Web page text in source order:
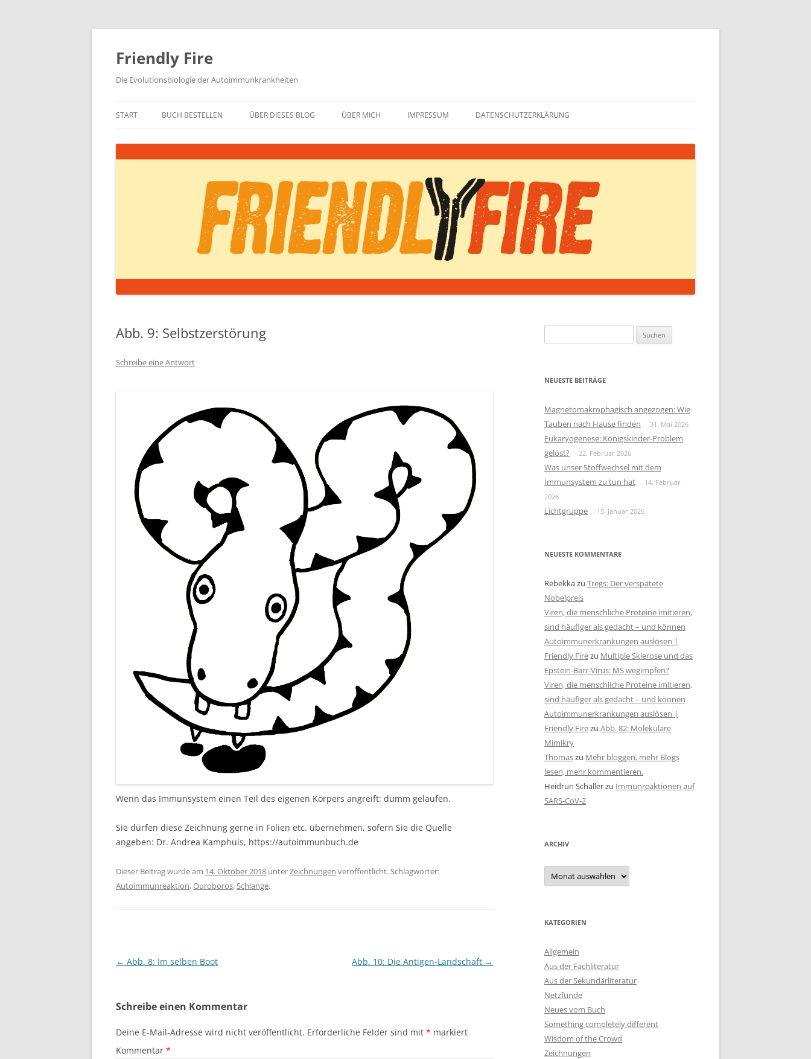
Zum
springen
Friendly Fire
Die Evolutionsbiologie der Autoimmunkrankheiten
START BUCH BESTELLEN ÜBER DIESES BLOG ÜBER MICH IMPRESSUM DATENSCHUTZERKLÄRUNG
Abb. 9: Selbstzerstörung
Schreibe eine Antwort
Wenn das Immunsystem einen Teil des eigenen Körpers angreift: dumm gelaufen.
Sie dürfen diese Zeichnung gerne in Folien etc. übernehmen, sofern Sie die Quelle
angeben: Dr. Andrea Kamphuis, https://autoimmunbuch.de
Dieser Beitrag wurde am 14. Oktober 2018 unterZeichnungen veröffentlicht. Schlagwörter:
Autoimmunreaktion,Ouroboros,Schlange.
Beitragsnavigation
← Abb. 8: Im selben Boot Abb. 10: Die Antigen-Landschaft →
Schreibe einen Kommentar
Deine E-Mail-Adresse wird nicht veröffentlicht. Erforderliche Felder sind mit * markiert
Kommentar *
nach:
NEUESTE BEITRÄGE
Magnetomakrophagisch angezogen: Wie
Tauben nach Hause finden
31. Mai 2026
Eukaryogenese: Königskinder-Problem
gelöst?
22. Februar 2026
Was unser Stoffwechsel mit dem
Immunsystem zu tun hat
14. Februar
2026
Lichtgruppe 15. Januar 2026
NEUESTE KOMMENTARE
Rebekkazu Tregs: Der verspätete
Nobelpreis
Viren, die menschliche Proteine imitieren,
sind häufiger als gedacht – und können
Autoimmunerkrankungen auslösen |
Friendly Firezu Multiple Sklerose und das
Epstein-Barr-Virus: MS wegimpfen?
Viren, die menschliche Proteine imitieren,
sind häufiger als gedacht – und können
Autoimmunerkrankungen auslösen |
Friendly Firezu Abb. 82: Molekulare
Mimikry
Thomaszu Mehr bloggen, mehr Blogs
lesen, mehr kommentieren.
Heidrun Schallerzu Immunreaktionen auf
SARS-CoV-2
ARCHIV
Archiv
KATEGORIEN
Allgemein
Aus der Fachliteratur
Aus der Sekundärliteratur
Netzfunde
Neues vom Buch
Something completely different
Wisdom of the Crowd
Zeichnungen